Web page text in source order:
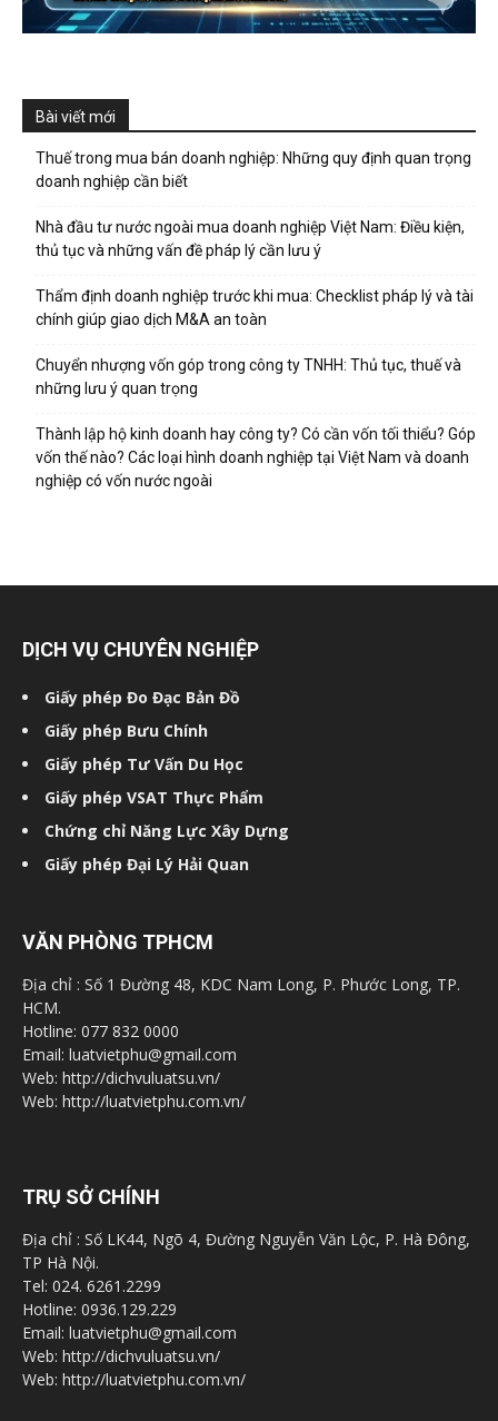
Bài viết mới
Thuế trong mua bán doanh nghiệp: Những quy định quan trọng
doanh nghiệp cần biết
Nhà đầu tư nước ngoài mua doanh nghiệp Việt Nam: Điều kiện,
thủ tục và những vấn đề pháp lý cần lưu ý
Thẩm định doanh nghiệp trước khi mua: Checklist pháp lý và tài
chính giúp giao dịch M&A an toàn
Chuyển nhượng vốn góp trong công ty TNHH: Thủ tục, thuế và
những lưu ý quan trọng
Thành lập hộ kinh doanh hay công ty? Có cần vốn tối thiểu? Góp
vốn thế nào? Các loại hình doanh nghiệp tại Việt Nam và doanh
nghiệp có vốn nước ngoài
DỊCH VỤ CHUYÊN NGHIỆP
Giấy phép Đo Đạc Bản Đồ
Giấy phép Bưu Chính
Giấy phép Tư Vấn Du Học
Giấy phép VSAT Thực Phẩm
Chứng chỉ Năng Lực Xây Dựng
Giấy phép Đại Lý Hải Quan
VĂN PHÒNG TPHCM
Địa chỉ : Số 1 Đường 48, KDC Nam Long, P. Phước Long, TP.
HCM.
Hotline: 077 832 0000
Email: luatvietphu@gmail.com
Web: http://dichvuluatsu.vn/
Web: http://luatvietphu.com.vn/
TRỤ SỞ CHÍNH
Địa chỉ : Số LK44, Ngõ 4, Đường Nguyễn Văn Lộc, P. Hà Đông,
TP Hà Nội.
Tel: 024. 6261.2299
Hotline: 0936.129.229
Email: luatvietphu@gmail.com
Web: http://dichvuluatsu.vn/
Web: http://luatvietphu.com.vn/